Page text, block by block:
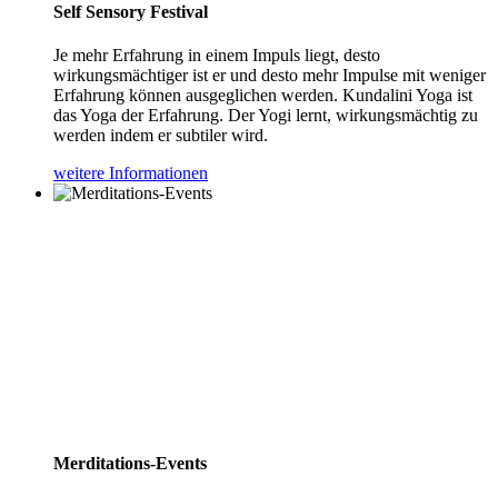
Self Sensory Festival
Je mehr Erfahrung in einem Impuls liegt, desto
wirkungsmächtiger ist er und desto mehr Impulse mit weniger
Erfahrung können ausgeglichen werden. Kundalini Yoga ist
das Yoga der Erfahrung. Der Yogi lernt, wirkungsmächtig zu
werden indem er subtiler wird.
weitere Informationen
Merditations-Events